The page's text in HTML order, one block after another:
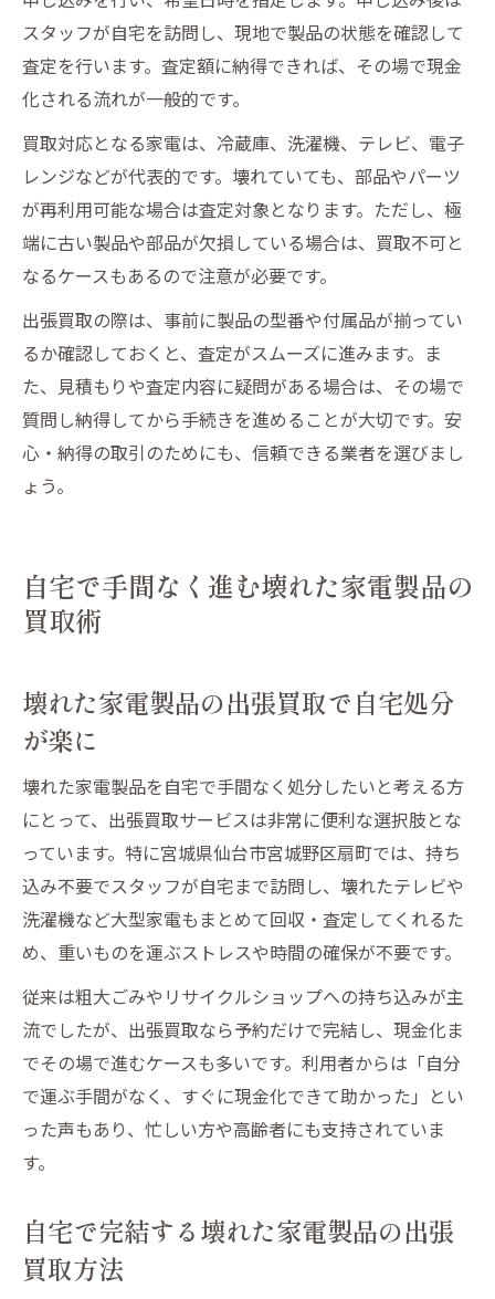
スタッフが自宅を訪問し、現地で製品の状態を確認して
査定を行います。査定額に納得できれば、その場で現金
化される流れが一般的です。
買取対応となる家電は、冷蔵庫、洗濯機、テレビ、電子
レンジなどが代表的です。壊れていても、部品やパーツ
が再利用可能な場合は査定対象となります。ただし、極
端に古い製品や部品が欠損している場合は、買取不可と
なるケースもあるので注意が必要です。
出張買取の際は、事前に製品の型番や付属品が揃ってい
るか確認しておくと、査定がスムーズに進みます。ま
た、見積もりや査定内容に疑問がある場合は、その場で
質問し納得してから手続きを進めることが大切です。安
心・納得の取引のためにも、信頼できる業者を選びまし
ょう。
自宅で手間なく進む壊れた家電製品の
買取術
壊れた家電製品の出張買取で自宅処分
が楽に
壊れた家電製品を自宅で手間なく処分したいと考える方
にとって、出張買取サービスは非常に便利な選択肢とな
っています。特に宮城県仙台市宮城野区扇町では、持ち
込み不要でスタッフが自宅まで訪問し、壊れたテレビや
洗濯機など大型家電もまとめて回収・査定してくれるた
め、重いものを運ぶストレスや時間の確保が不要です。
従来は粗大ごみやリサイクルショップへの持ち込みが主
流でしたが、出張買取なら予約だけで完結し、現金化ま
でその場で進むケースも多いです。利用者からは「自分
で運ぶ手間がなく、すぐに現金化できて助かった」とい
った声もあり、忙しい方や高齢者にも支持されていま
す。
自宅で完結する壊れた家電製品の出張
買取方法